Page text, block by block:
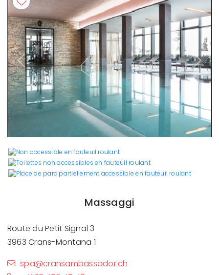
Previous Next
Massaggi
Route du Petit Signal 3
3963 Crans-Montana 1
spa@cransambassador.ch